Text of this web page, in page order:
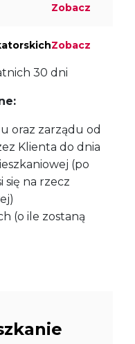
Zobacz
Zobacz
30 dni
oraz zarządu od
Klienta do dnia
(po
się na rzecz
(o ile zostaną